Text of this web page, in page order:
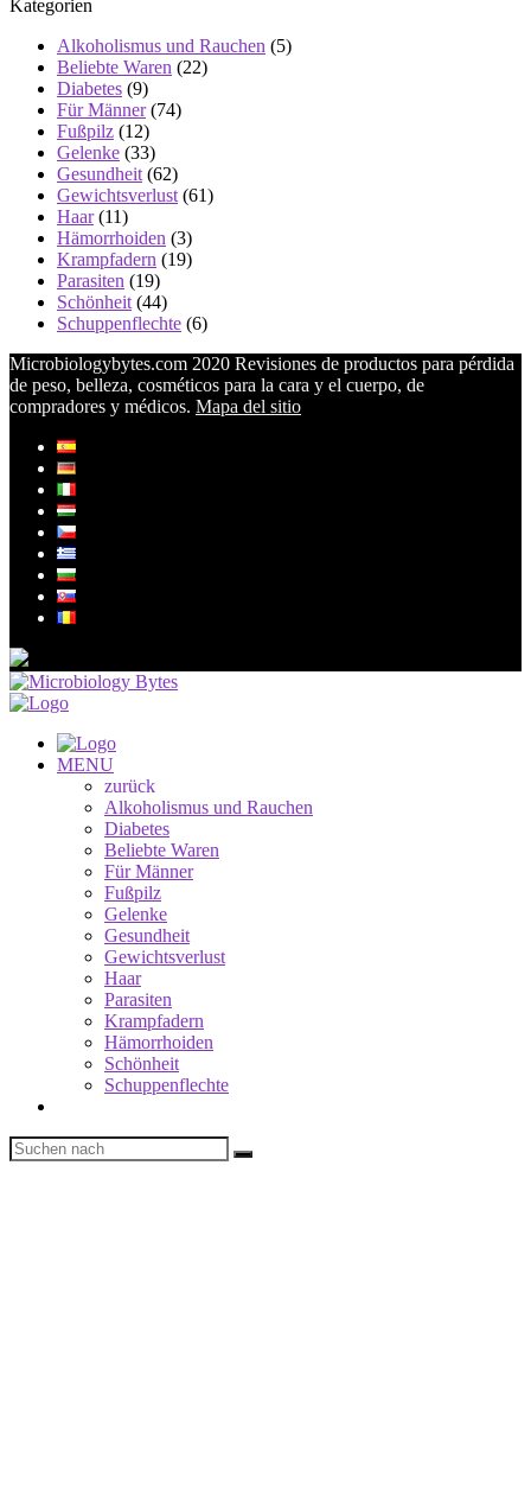
Kategorien
Alkoholismus und Rauchen (5)
Beliebte Waren (22)
Diabetes (9)
Für Männer(74)
Fußpilz (12)
Gelenke (33)
Gesundheit (62)
Gewichtsverlust (61)
Haar(11)
Hämorrhoiden (3)
Krampfadern (19)
Parasiten (19)
Schönheit (44)
Schuppenflechte (6)
Microbiologybytes.com 2020 Revisiones de productos para pérdida
de peso, belleza, cosméticos para la cara y el cuerpo, de
compradores y médicos. Mapa del sitio
MENU
zurück
Alkoholismus und Rauchen
Diabetes
Beliebte Waren
Für Männer
Fußpilz
Gelenke
Gesundheit
Gewichtsverlust
Haar
Parasiten
Krampfadern
Hämorrhoiden
Schönheit
Schuppenflechte